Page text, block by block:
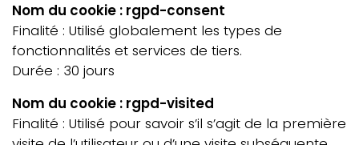
Nom du cookie : rgpd-consent
Finalité : Utilisé globalement les types de
fonctionnalités et services de tiers.
Durée : 30 jours
Nom du cookie : rgpd-visited
Finalité : Utilisé pour savoir s’il s’agit de la première